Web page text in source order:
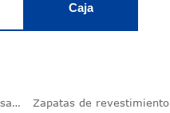
Caja
Tornillos para junta ensamblable Zapatas de revestimiento